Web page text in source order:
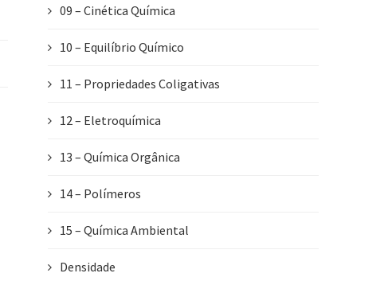
09 – Cinética Química
10 – Equilíbrio Químico
11 – Propriedades Coligativas
12 – Eletroquímica
13 – Química Orgânica
14 – Polímeros
15 – Química Ambiental
Densidade